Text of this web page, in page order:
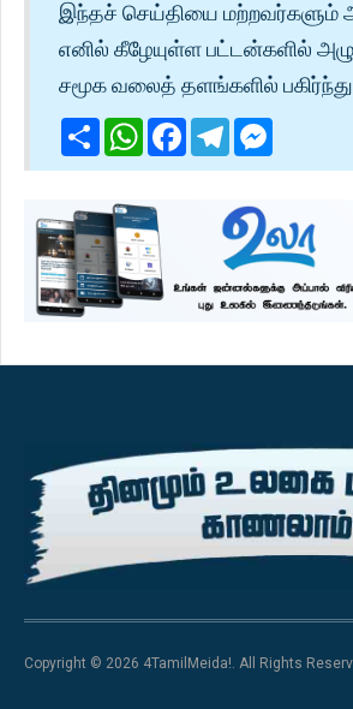
இந்தச் செய்தியை மற்றவர்களும்
எனில் கீழேயுள்ள பட்டன்களில்
சமூக வலைத் தளங்களில்
ShareWhatsApp
Facebook
Telegram
Copyright © 2026 4TamilMeida!. All Rights